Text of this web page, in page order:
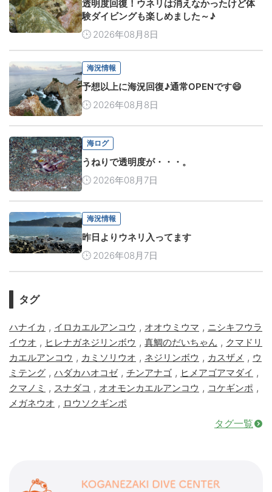
透明度回復！ウネリは消えなかったけど体
験ダイビングも楽しめました～♪
2026年08月8日
海況情報
予想以上に海況回復♪通常OPENです😄
2026年08月8日
海ログ
うねりで透明度が・・・。
2026年08月7日
海況情報
昨日よりウネリ入ってます
2026年08月7日
タグ
ハナイカ , イロカエルアンコウ , オオウミウマ , ニシキフウラ
イウオ , ヒレナガネジリンボウ , 真鯛のだいちゃん , クマドリ
カエルアンコウ , カミソリウオ , ネジリンボウ , カスザメ , ウ
ミテング , ハダカハオコゼ, チンアナゴ , ヒメアゴアマダイ ,
クマノミ , スナダコ , オオモンカエルアンコウ , コケギンポ ,
メガネウオ , ロウソクギンポ
タグ一覧